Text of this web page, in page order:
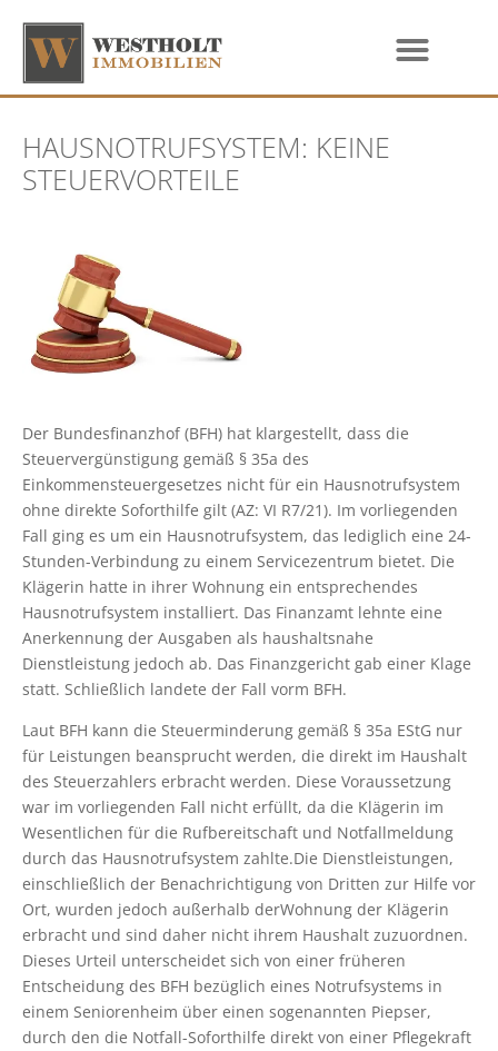
HAUSNOTRUFSYSTEM: KEINE
STEUERVORTEILE
Der Bundesfinanzhof (BFH) hat klargestellt, dass die
Steuervergünstigung gemäß § 35a des
Einkommensteuergesetzes nicht für ein Hausnotrufsystem
ohne direkte Soforthilfe gilt (AZ: VI R7/21). Im vorliegenden
Fall ging es um ein Hausnotrufsystem, das lediglich eine 24-
Stunden-Verbindung zu einem Servicezentrum bietet. Die
Klägerin hatte in ihrer Wohnung ein entsprechendes
Hausnotrufsystem installiert. Das Finanzamt lehnte eine
Anerkennung der Ausgaben als haushaltsnahe
Dienstleistung jedoch ab. Das Finanzgericht gab einer Klage
statt. Schließlich landete der Fall vorm BFH.
Laut BFH kann die Steuerminderung gemäß § 35a EStG nur
für Leistungen beansprucht werden, die direkt im Haushalt
des Steuerzahlers erbracht werden. Diese Voraussetzung
war im vorliegenden Fall nicht erfüllt, da die Klägerin im
Wesentlichen für die Rufbereitschaft und Notfallmeldung
durch das Hausnotrufsystem zahlte.Die Dienstleistungen,
einschließlich der Benachrichtigung von Dritten zur Hilfe vor
Ort, wurden jedoch außerhalb derWohnung der Klägerin
erbracht und sind daher nicht ihrem Haushalt zuzuordnen.
Dieses Urteil unterscheidet sich von einer früheren
Entscheidung des BFH bezüglich eines Notrufsystems in
einem Seniorenheim über einen sogenannten Piepser,
durch den die Notfall-Soforthilfe direkt von einer Pflegekraft